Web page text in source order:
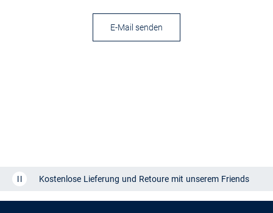
E-Mail senden
Kostenlose Lieferung und Retoure mit unserem Friends
CLUB